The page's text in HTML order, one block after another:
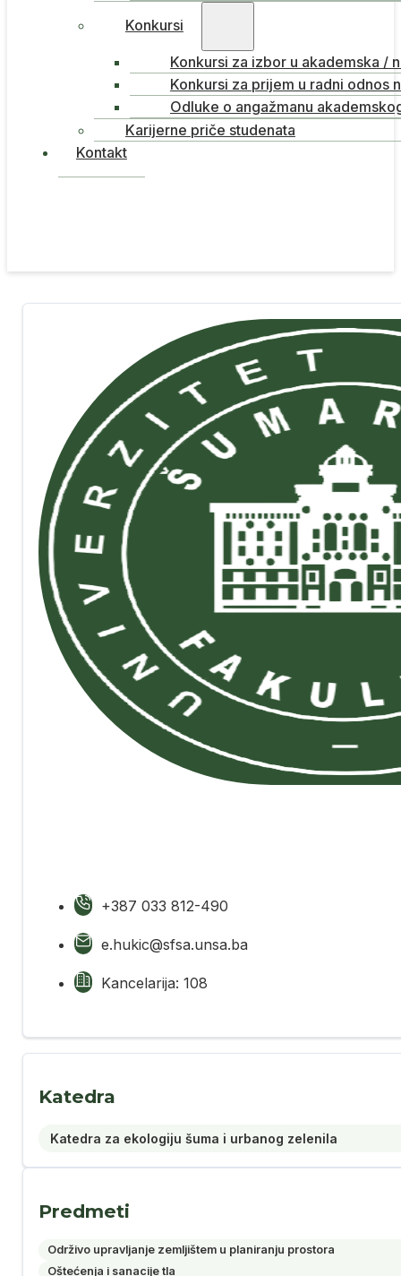
Konkursi
Konkursi za izbor u akademska /
Konkursi za prijem u radni odnos
Odluke o angažmanu
Karijerne priče studenata
Kontakt
+387 033 812-490
e.hukic@sfsa.unsa.ba
Kancelarija: 108
Katedra
Katedra za ekologiju šuma i urbanog zelenila
Predmeti
Održivo upravljanje zemljištem u planiranju prostora
Oštećenja i sanacije tla